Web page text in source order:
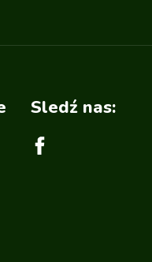
Sledź nas: